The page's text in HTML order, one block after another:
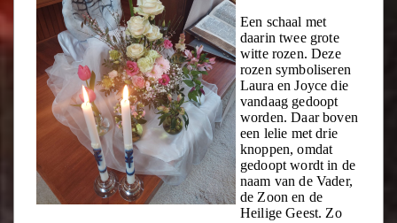
Een schaal met
daarin twee grote
witte rozen. Deze
rozen symboliseren
Laura en Joyce die
vandaag gedoopt
worden. Daar boven
een lelie met drie
knoppen, omdat
gedoopt wordt in de
naam van de Vader,
de Zoon en de
Heilige Geest. Zo